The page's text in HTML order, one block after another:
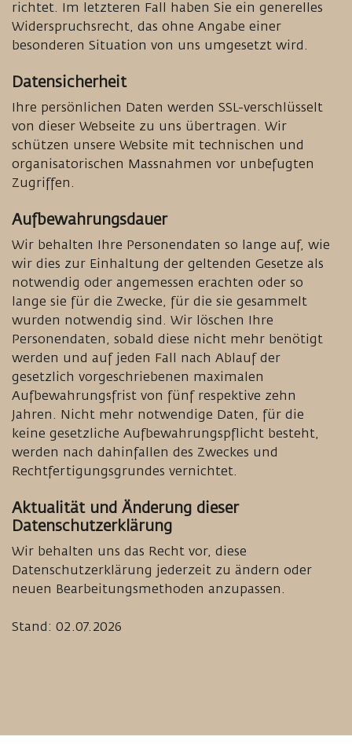
richtet. Im letzteren Fall haben Sie ein generelles
Widerspruchsrecht, das ohne Angabe einer
besonderen Situation von uns umgesetzt wird.
Datensicherheit
Ihre persönlichen Daten werden SSL-verschlüsselt
von dieser Webseite zu uns übertragen. Wir
schützen unsere Website mit technischen und
organisatorischen Massnahmen vor unbefugten
Zugriffen.
Aufbewahrungsdauer
Wir behalten Ihre Personendaten so lange auf, wie
wir dies zur Einhaltung der geltenden Gesetze als
notwendig oder angemessen erachten oder so
lange sie für die Zwecke, für die sie gesammelt
wurden notwendig sind. Wir löschen Ihre
Personendaten, sobald diese nicht mehr benötigt
werden und auf jeden Fall nach Ablauf der
gesetzlich vorgeschriebenen maximalen
Aufbewahrungsfrist von fünf respektive zehn
Jahren. Nicht mehr notwendige Daten, für die
keine gesetzliche Aufbewahrungspflicht besteht,
werden nach dahinfallen des Zweckes und
Rechtfertigungsgrundes vernichtet.
Aktualität und Änderung dieser
Datenschutzerklärung
Wir behalten uns das Recht vor, diese
Datenschutzerklärung jederzeit zu ändern oder
neuen Bearbeitungsmethoden anzupassen.
Stand: 02.07.2026